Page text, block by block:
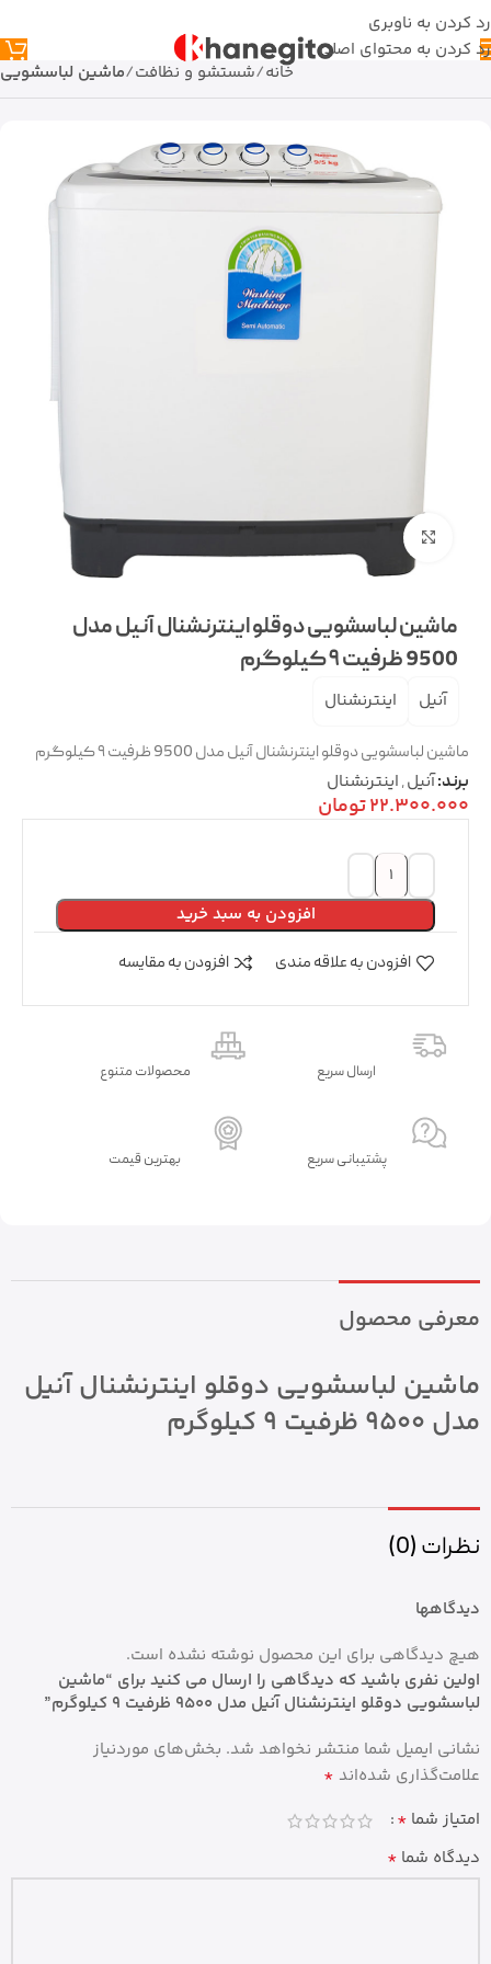
رد کردن به ناوبری
رد کردن به محتوای اصلی
خانه شستشو و نظافت ماشین لباسشویی
بزرگنمایی تصویر
ماشین لباسشویی دوقلو اینترنشنال آنیل مدل
9500 ظرفیت ۹ کیلوگرم
آنیل اینترنشنال
ماشین لباسشویی دوقلو اینترنشنال آنیل مدل 9500 ظرفیت ۹ کیلوگرم
برند:آنیل,اینترنشنال
22.300.000تومان
افزودن به سبد خرید
افزودن به علاقه مندی افزودن به مقایسه
ارسال سریع محصولات متنوع
پشتیبانی سریع بهترین قیمت
معرفی محصول
ماشین لباسشویی دوقلو اینترنشنال آنیل
مدل 9500 ظرفیت ۹ کیلوگرم
نظرات (0)
دیدگاهها
هیچ دیدگاهی برای این محصول نوشته نشده است.
اولین نفری باشید که دیدگاهی را ارسال می کنید برای “ماشین
لباسشویی دوقلو اینترنشنال آنیل مدل 9500 ظرفیت ۹ کیلوگرم”
نشانی ایمیل شما منتشر نخواهد شد. بخش‌های موردنیاز
علامت‌گذاری شده‌اند *
امتیاز شما *
دیدگاه شما *